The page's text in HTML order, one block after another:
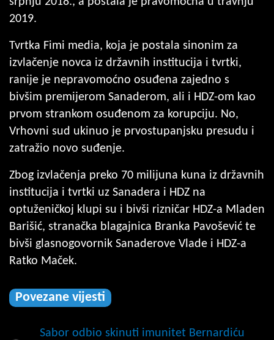
2019.
Tvrtka Fimi media, koja je postala sinonim za
izvlačenje novca iz državnih institucija i tvrtki,
ranije je nepravomoćno osuđena zajedno s
bivšim premijerom Sanaderom, ali i HDZ-om kao
prvom strankom osuđenom za korupciju. No,
Vrhovni sud ukinuo je prvostupanjsku presudu i
zatražio novo suđenje.
Zbog izvlačenja preko 70 milijuna kuna iz državnih
institucija i tvrtki uz Sanadera i HDZ na
optuženičkoj klupi su i bivši rizničar HDZ-a Mladen
Barišić, stranačka blagajnica Branka Pavošević te
bivši glasnogovornik Sanaderove Vlade i HDZ-a
Ratko Maček.
Povezane vijesti
Sabor odbio skinuti imunitet Bernardiću